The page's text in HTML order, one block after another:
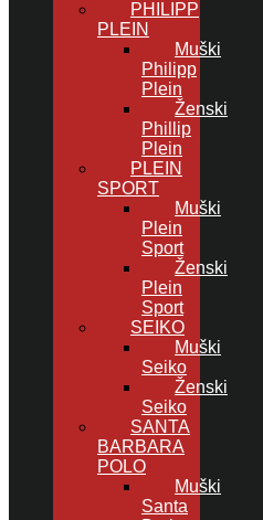
PHILIPP
PLEIN
Muški
Philipp
Plein
Ženski
Phillip
Plein
PLEIN
SPORT
Muški
Plein
Sport
Ženski
Plein
Sport
SEIKO
Muški
Seiko
Ženski
Seiko
SANTA
BARBARA
POLO
Muški
Santa